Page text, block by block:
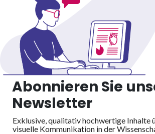
Abonnieren Sie
Newsletter
Exklusive, qualitativ hochwertige Inhalte
visuelle Kommunikation in der